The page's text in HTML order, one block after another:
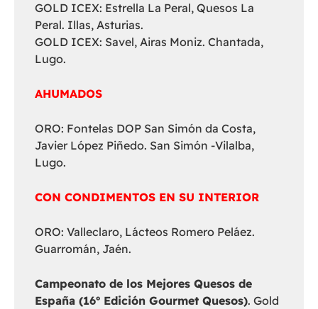
GOLD ICEX: Estrella La Peral, Quesos La
Peral. Illas, Asturias.
GOLD ICEX: Savel, Airas Moniz. Chantada,
Lugo.
AHUMADOS
ORO: Fontelas DOP San Simón da Costa,
Javier López Piñedo. San Simón -Vilalba,
Lugo.
CON CONDIMENTOS EN SU INTERIOR
ORO: Valleclaro, Lácteos Romero Peláez.
Guarromán, Jaén.
Campeonato de los Mejores Quesos de
España (16º Edición Gourmet Quesos). Gold